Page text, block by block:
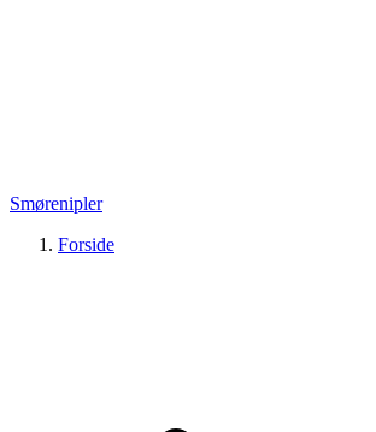
Smørenipler
Forside